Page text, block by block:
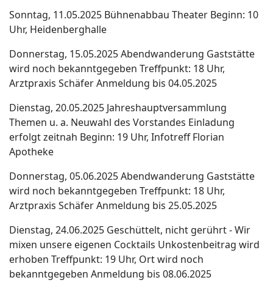
Sonntag, 11.05.2025 Bühnenabbau Theater Beginn: 10
Uhr, Heidenberghalle
Donnerstag, 15.05.2025 Abendwanderung Gaststätte
wird noch bekanntgegeben Treffpunkt: 18 Uhr,
Arztpraxis Schäfer Anmeldung bis 04.05.2025
Dienstag, 20.05.2025 Jahreshauptversammlung
Themen u. a. Neuwahl des Vorstandes Einladung
erfolgt zeitnah Beginn: 19 Uhr, Infotreff Florian
Apotheke
Donnerstag, 05.06.2025 Abendwanderung Gaststätte
wird noch bekanntgegeben Treffpunkt: 18 Uhr,
Arztpraxis Schäfer Anmeldung bis 25.05.2025
Dienstag, 24.06.2025 Geschüttelt, nicht gerührt - Wir
mixen unsere eigenen Cocktails Unkostenbeitrag wird
erhoben Treffpunkt: 19 Uhr, Ort wird noch
bekanntgegeben Anmeldung bis 08.06.2025